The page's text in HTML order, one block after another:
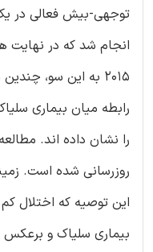
انجام شد که در نهایت
2015 به این سو،
رابطه میان بیماری
را نشان داده اند.
روزرسانی شده است.
این توصیه که اختلال
بیماری سلیاک و برعکس